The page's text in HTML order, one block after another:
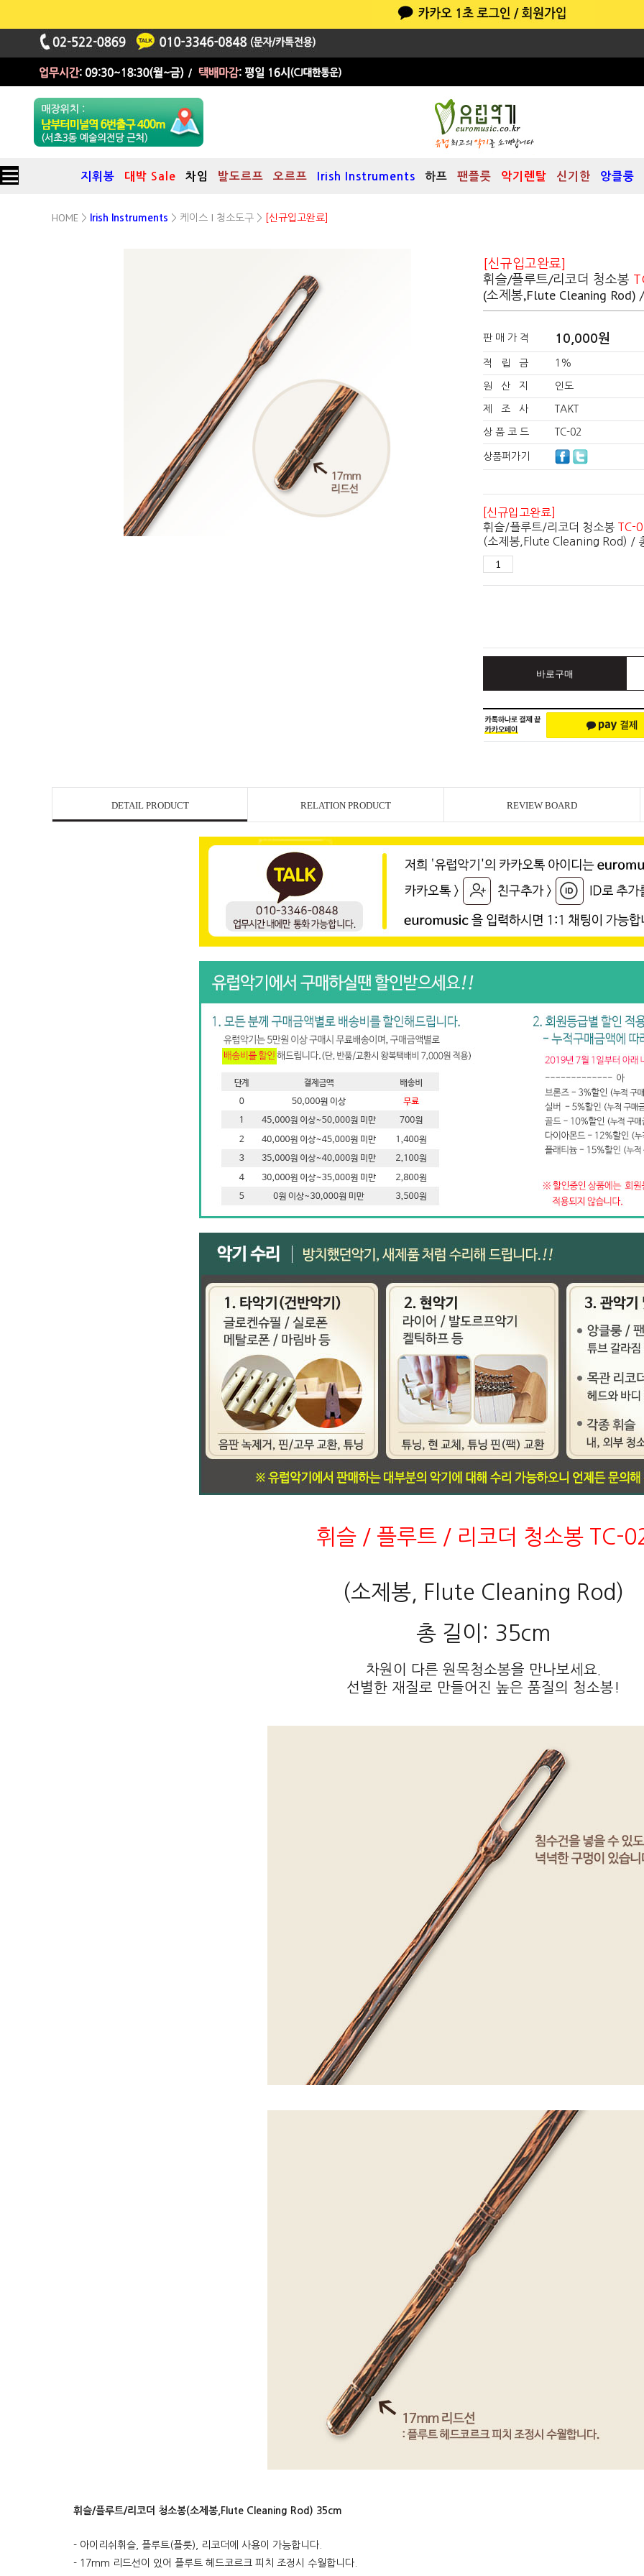
지휘봉 대박 Sale 차임 발도르프 오르프 Irish Instruments 하프 팬플릇 악기렌탈 신기한 앙클룽
HOME > Irish Instruments > 케이스 I 청소도구 > [신규입고완료]
[신규입고완료]
휘슬/플루트/리코더 청소봉
(소제봉,Flute Cleaning Rod)
판 매 가 격 10,000원
적 립 금 1%
원 산 지 인도
제 조 사 TAKT
상 품 코 드 TC-02
상품퍼가기
[신규입고완료]
휘슬/플루트/리코더 청소봉 TC-
(소제봉,Flute Cleaning Rod) /
바로구매
DETAIL PRODUCT RELATION PRODUCT REVIEW BOARD
휘슬 / 플루트 / 리코더 청소봉 TC-
(소제봉, Flute Cleaning Rod)
총 길이: 35cm
차원이 다른 원목청소봉을 만나보세요.
선별한 재질로 만들어진 높은 품질의 청소봉!
휘슬/플루트/리코더 청소봉(소제봉,Flute Cleaning Rod) 35cm
- 아이리쉬휘슬, 플루트(플릇), 리코더에 사용이 가능합니다.
- 17mm 리드선이 있어 플루트 헤드코르크 피치 조정시 수월합니다.